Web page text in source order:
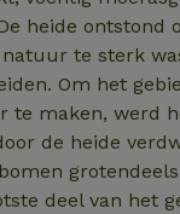
heide ontstond
te sterk
Om het
te maken, werd
de heide
deel van het